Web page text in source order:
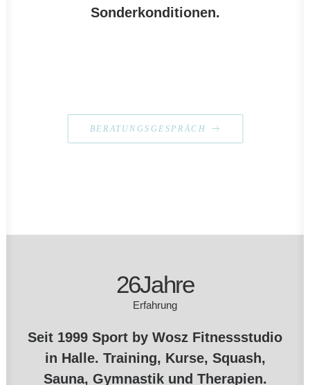
Sonderkonditionen.
BERATUNGSGESPRÄCH
26Jahre
Erfahrung
Seit 1999 Sport by Wosz Fitnessstudio
in Halle. Training, Kurse, Squash,
Sauna, Gymnastik und Therapien.